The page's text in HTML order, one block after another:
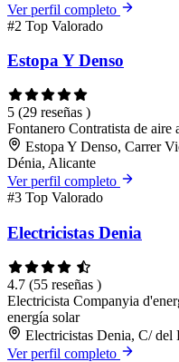
Ver perfil completo
#2 Top Valorado
Estopa Y Denso
5 (29 reseñas )
Fontanero Contratista de aire
Estopa Y Denso, Carrer
Dénia, Alicante
Ver perfil completo
#3 Top Valorado
Electricistas Denia
4.7 (55 reseñas )
Electricista Companyia
energía solar
Electricistas Denia, C/
Ver perfil completo